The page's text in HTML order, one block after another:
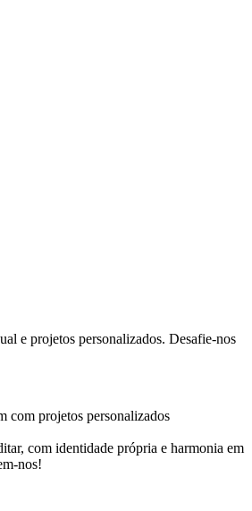
e projetos personalizados. Desafie-nos
com projetos personalizados
com identidade própria e harmonia em
nos!